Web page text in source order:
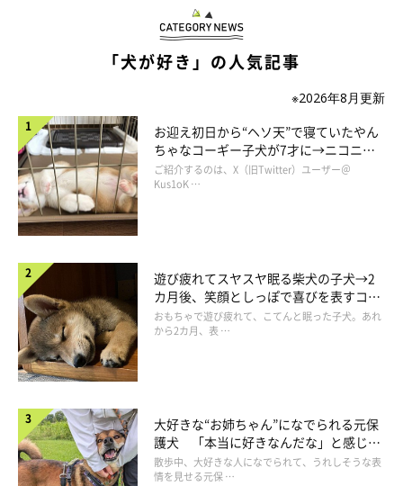
「犬が好き」の人気記事
※2026年8月更新
お迎え初日から“ヘソ天”で寝ていたやん
ちゃなコーギー子犬が7才に→ニコニ
コ“コーギースマイル”が魅力のコに成
長！
ご紹介するのは、X（旧Twitter）ユーザー＠
Kus1oK …
遊び疲れてスヤスヤ眠る柴犬の子犬→2
カ月後、笑顔としっぽで喜びを表すコに
成長！
おもちゃで遊び疲れて、こてんと眠った子犬。あれ
から2カ月、表 …
大好きな“お姉ちゃん”になでられる元保
護犬 「本当に好きなんだな」と感じる
表情にほっこり
散歩中、大好きな人になでられて、うれしそうな表
情を見せる元保 …